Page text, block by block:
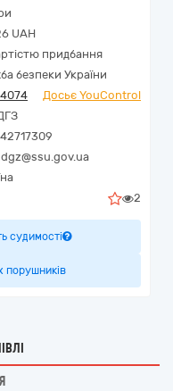
UAH
придбання
безпеки України
Досьє YouControl
2
судимості
порушників